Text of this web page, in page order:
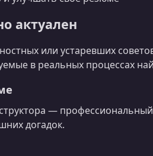
актуален
или устаревших
в реальных процессах
—
догадок.